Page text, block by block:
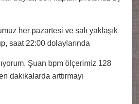
her pazartesi ve salı yaklaşık
saat 22:00 dolaylarında
Şuan bpm ölçerimiz 128
dakikalarda arttırmayı